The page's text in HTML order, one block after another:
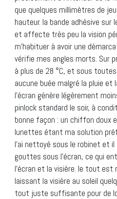
que quelques millimètres de
hauteur. la bande adhésive sur
et affecte très peu la vision
m’habituer à avoir une
vérifie mes angles morts. Sur
à plus de 28 °C, et sous
aucune buée malgré la pluie et
l’écran génère légèrement
pinlock standard le soir, à
bonne façon : un chiffon doux
lunettes étant ma solution
l’ai nettoyé sous le robinet et
gouttes sous l’écran, ce qui
l’écran et la visière. le tout est
laissant la visière au soleil
tout juste suffisante pour de